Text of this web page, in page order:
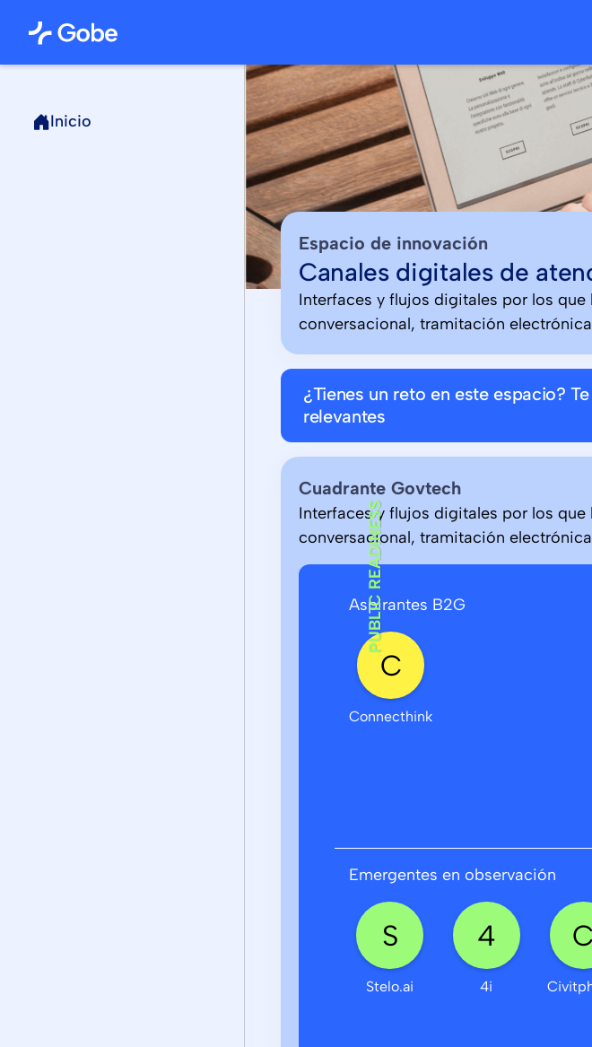
Inicio
Espacio de innovación
Canales digitales de
Interfaces y flujos digitales por los
conversacional, tramitación
¿Tienes un reto en este espacio?
relevantes
Cuadrante Govtech
Interfaces y flujos digitales por los
conversacional, tramitación
Aspirantes B2G
Connecthink
Emergentes en observación
Stelo.ai 4i
PUBLIC READINESS